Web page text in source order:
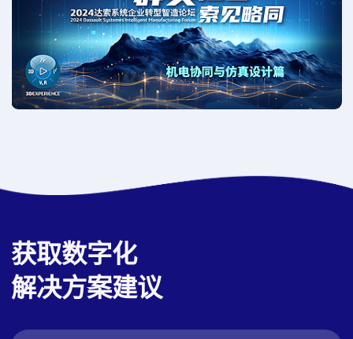
获取数字化
解决方案建议